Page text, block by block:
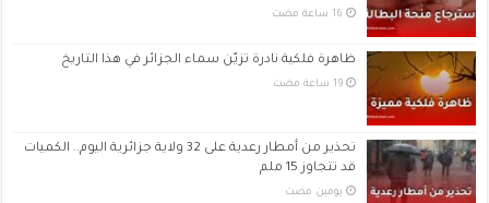
ظاهرة فلكية نادرة تزيّن سماء الجزائر في هذا التاريخ
‏19 ساعة مضت
تحذير من أمطار رعدية على 32 ولاية جزائرية اليوم.. الكميات
قد تتجاوز 15 ملم
‏يومين مضت